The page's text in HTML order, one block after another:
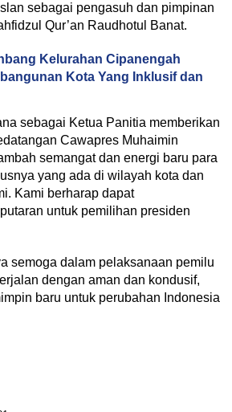
sebagai pengasuh dan pimpinan
Qur’an Raudhotul Banat.
Kelurahan Cipanengah
Kota Yang Inklusif dan
sebagai Ketua Panitia memberikan
Cawapres Muhaimin
semangat dan energi baru para
yang ada di wilayah kota dan
Kami berharap dapat
untuk pemilihan presiden
semoga dalam pelaksanaan pemilu
dengan aman dan kondusif,
baru untuk perubahan Indonesia